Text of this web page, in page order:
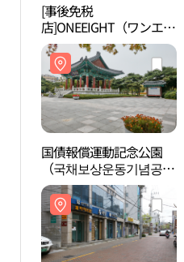
[事後免税
店]ONEEIGHT（ワンエイ
ト）・テグ（大邱）店
(원에잇 대구점)
国債報償運動記念公園
（국채보상운동기념공
원）